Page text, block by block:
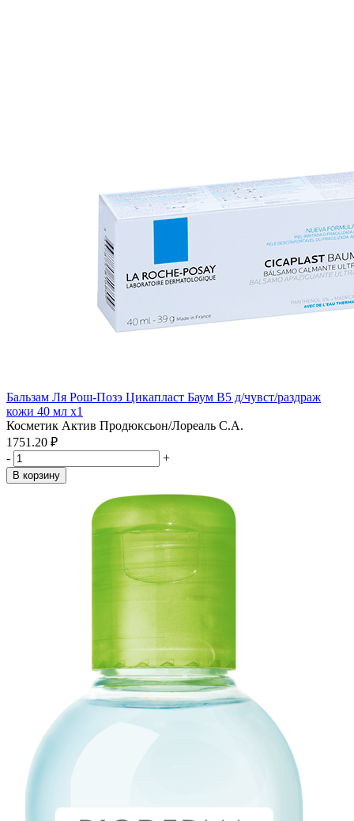
Бальзам Ля Рош-Позэ Цикапласт Баум В5 д/чувст/раздраж
кожи 40 мл x1
Косметик Актив Продюксьон/Лореаль С.А.
1751.20 ₽
-
+
В корзину